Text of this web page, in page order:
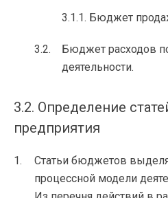
Бюджет
Бюджет расходов
деятельности.
3.2. Определение
предприятия
Статьи бюджетов
процессной модели